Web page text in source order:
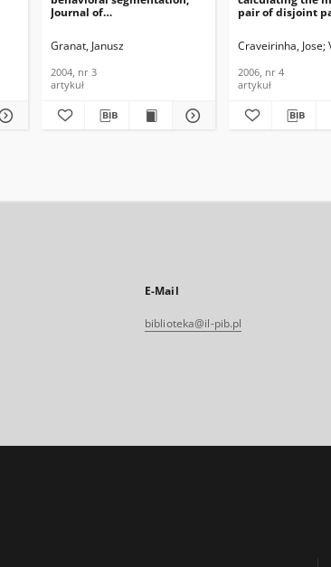
Journal of
2004, nr 3
Granat, Janusz
2004, nr 3
artykuł
pair of disjoint
Information
Craveirinha, Jose
2006, nr 4
artykuł
E-Mail
biblioteka@il-pib.pl